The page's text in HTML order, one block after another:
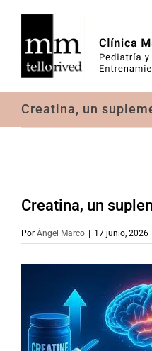
contenido
Creatina, un
Creatina, un
Por Ángel Marco 17 junio, 2026